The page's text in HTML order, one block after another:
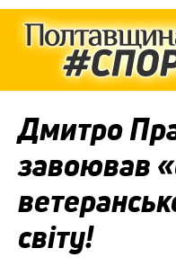
Дмитро
завоював
світу!